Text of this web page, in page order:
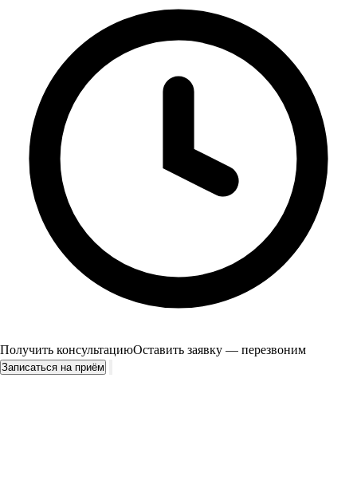
Получить консультациюОставить заявку — перезвоним
Записаться на приём